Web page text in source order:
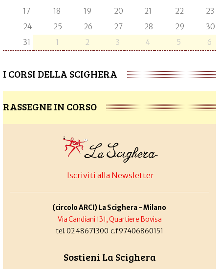
17
18 19 20 21 22
23
24
25 26 27 28 29
30
31
1 2 3 4 5 6
I CORSI DELLA SCIGHERA
RASSEGNE IN CORSO
Iscriviti alla Newsletter
(circolo ARCI) La Scighera - Milano
Via Candiani 131, Quartiere Bovisa
tel. 02 48671300 c.f.97406860151
Sostieni La Scighera